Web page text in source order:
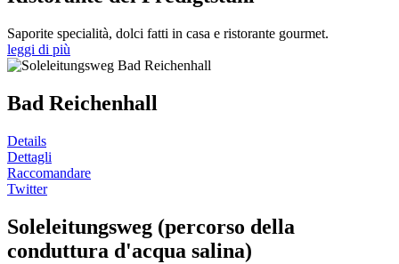
Saporite specialità, dolci fatti in casa e ristorante gourmet.
leggi di più
Bad Reichenhall
Details
Dettagli
Raccomandare
Twitter
Soleleitungsweg (percorso della
conduttura d'acqua salina)